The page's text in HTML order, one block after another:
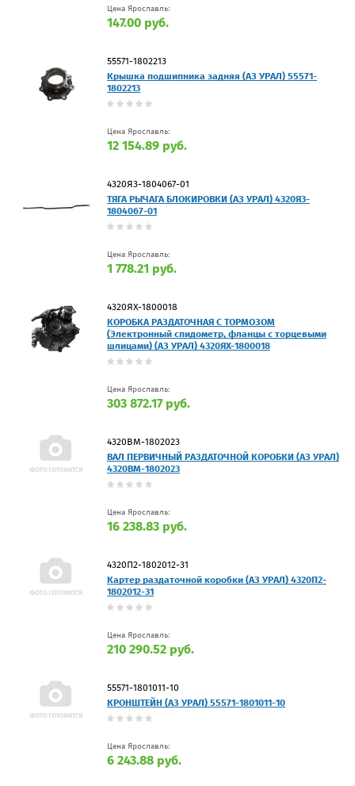
Цена Ярославль:
147.00 руб.
55571-1802213
Крышка подшипника задняя (АЗ УРАЛ) 55571-
1802213
Цена Ярославль:
12 154.89 руб.
4320Я3-1804067-01
ТЯГА РЫЧАГА БЛОКИРОВКИ (АЗ УРАЛ) 4320Я3-
1804067-01
Цена Ярославль:
1 778.21 руб.
4320ЯХ-1800018
КОРОБКА РАЗДАТОЧНАЯ С ТОРМОЗОМ
(Электронный спидометр, фланцы с торцевыми
шлицами) (АЗ УРАЛ) 4320ЯХ-1800018
Цена Ярославль:
303 872.17 руб.
4320ВМ-1802023
ВАЛ ПЕРВИЧНЫЙ РАЗДАТОЧНОЙ КОРОБКИ (АЗ УРАЛ)
4320ВМ-1802023
Цена Ярославль:
16 238.83 руб.
4320П2-1802012-31
Картер раздаточной коробки (АЗ УРАЛ) 4320П2-
1802012-31
Цена Ярославль:
210 290.52 руб.
55571-1801011-10
КРОНШТЕЙН (АЗ УРАЛ) 55571-1801011-10
Цена Ярославль:
6 243.88 руб.